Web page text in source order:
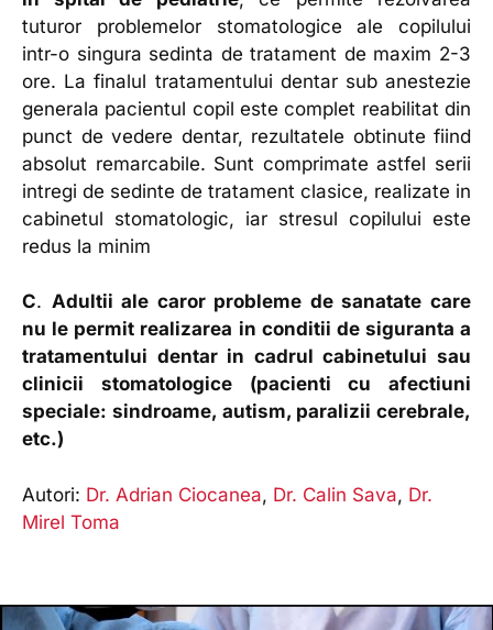
tuturor problemelor stomatologice ale copilului
intr-o singura sedinta de tratament de maxim 2-3
ore. La finalul tratamentului dentar sub anestezie
generala pacientul copil este complet reabilitat din
punct de vedere dentar, rezultatele obtinute fiind
absolut remarcabile. Sunt comprimate astfel serii
intregi de sedinte de tratament clasice, realizate in
cabinetul stomatologic, iar stresul copilului este
redus la minim
C. Adultii ale caror probleme de sanatate care
nu le permit realizarea in conditii de siguranta a
tratamentului dentar in cadrul cabinetului sau
clinicii stomatologice (pacienti cu afectiuni
speciale: sindroame, autism, paralizii cerebrale,
etc.)
Autori: Dr. Adrian Ciocanea, Dr. Calin Sava, Dr.
Mirel Toma